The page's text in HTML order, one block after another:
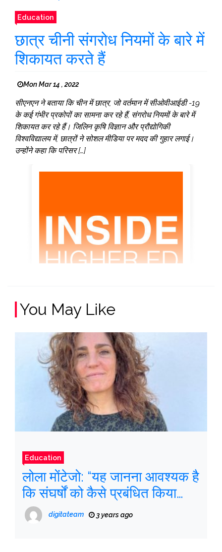
Education
छात्र चीनी संगरोध नियमों के बारे में
शिकायत करते हैं
Mon Mar 14 , 2022
सीएनएन ने बताया कि चीन में छात्र, जो वर्तमान में सीओवीआईडी ​​​​-19
के कई गंभीर प्रकोपों ​​​​का सामना कर रहे हैं, संगरोध नियमों के बारे में
शिकायत कर रहे हैं। जिलिन कृषि विज्ञान और प्रौद्योगिकी
विश्वविद्यालय में, छात्रों ने सोशल मीडिया पर मदद की गुहार लगाई।
उन्होंने कहा कि परिसर […]
You May Like
Education
लोला मोंटेजो: “यह जानना आवश्यक है
कि संघर्षों को कैसे प्रबंधित किया
जाए, क्योंकि आप डर से नहीं सीख
सकते”
digitateam 3 years ago